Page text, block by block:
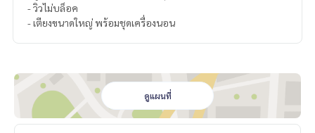
- วิวไม่บล็อค
- เตียงขนาดใหญ่ พร้อมชุดเครื่องนอน
ดูแผนที่